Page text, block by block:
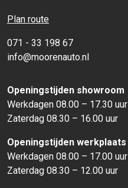
Plan route
071 - 33 198 67
info@moorenauto.nl
Openingstijden showroom
Werkdagen 08.00 – 17.30 uur
Zaterdag 08.30 – 16.00 uur
Openingstijden werkplaats
Werkdagen 08.00 – 17.00 uur
Zaterdag 08.30 – 12.00 uur